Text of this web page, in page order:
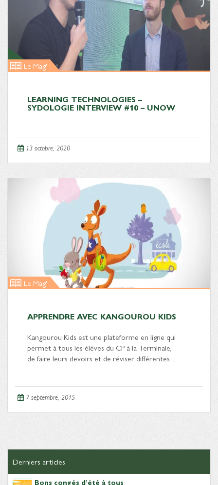
Le Mag'
LEARNING TECHNOLOGIES –
SYDOLOGIE INTERVIEW #10 – UNOW
13 octobre, 2020
Le Mag'
APPRENDRE AVEC KANGOUROU KIDS
Kangourou Kids est une plateforme en ligne qui
permet à tous les élèves du CP à la Terminale,
de faire leurs devoirs et de réviser différentes…
7 septembre, 2015
Derniers articles
Bons congés d’été à tous